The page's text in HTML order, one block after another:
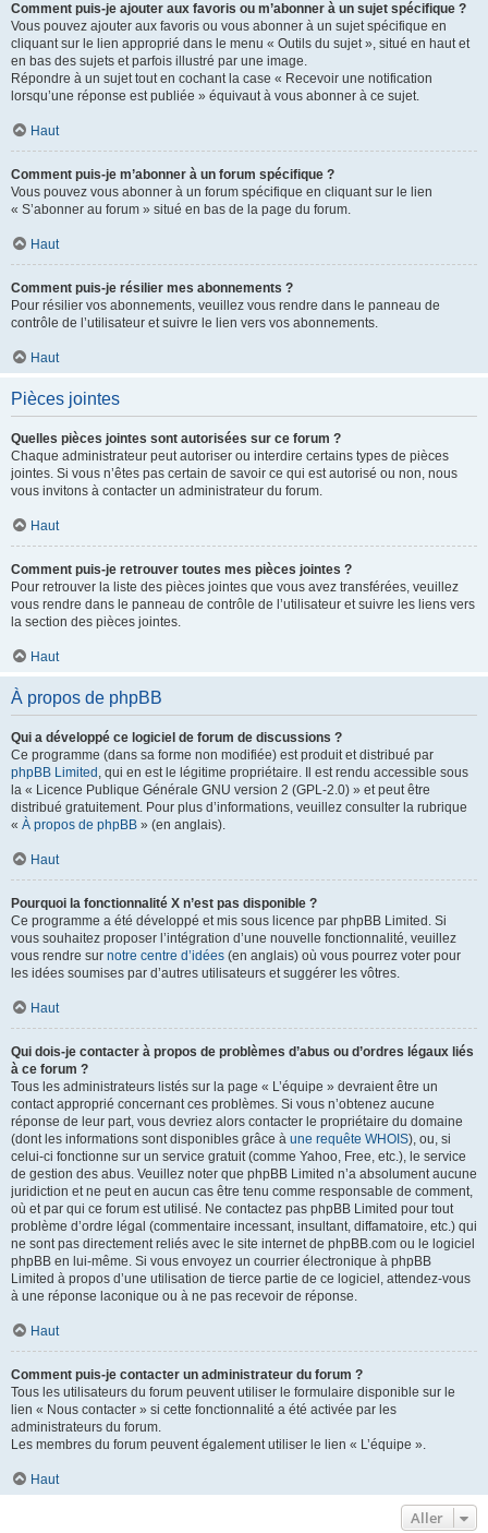
Comment puis-je ajouter aux favoris ou m’abonner à un sujet spécifique ?
Vous pouvez ajouter aux favoris ou vous abonner à un sujet spécifique en
cliquant sur le lien approprié dans le menu « Outils du sujet », situé en haut et
en bas des sujets et parfois illustré par une image.
Répondre à un sujet tout en cochant la case « Recevoir une notification
lorsqu’une réponse est publiée » équivaut à vous abonner à ce sujet.
Haut
Comment puis-je m’abonner à un forum spécifique ?
Vous pouvez vous abonner à un forum spécifique en cliquant sur le lien
« S’abonner au forum » situé en bas de la page du forum.
Haut
Comment puis-je résilier mes abonnements ?
Pour résilier vos abonnements, veuillez vous rendre dans le panneau de
contrôle de l’utilisateur et suivre le lien vers vos abonnements.
Haut
Pièces jointes
Quelles pièces jointes sont autorisées sur ce forum ?
Chaque administrateur peut autoriser ou interdire certains types de pièces
jointes. Si vous n’êtes pas certain de savoir ce qui est autorisé ou non, nous
vous invitons à contacter un administrateur du forum.
Haut
Comment puis-je retrouver toutes mes pièces jointes ?
Pour retrouver la liste des pièces jointes que vous avez transférées, veuillez
vous rendre dans le panneau de contrôle de l’utilisateur et suivre les liens vers
la section des pièces jointes.
Haut
À propos de phpBB
Qui a développé ce logiciel de forum de discussions ?
Ce programme (dans sa forme non modifiée) est produit et distribué par
phpBB Limited , qui en est le légitime propriétaire. Il est rendu accessible sous
la « Licence Publique Générale GNU version 2 (GPL-2.0) » et peut être
distribué gratuitement. Pour plus d’informations, veuillez consulter la rubrique
« À propos de phpBB » (en anglais).
Haut
Pourquoi la fonctionnalité X n’est pas disponible ?
Ce programme a été développé et mis sous licence par phpBB Limited. Si
vous souhaitez proposer l’intégration d’une nouvelle fonctionnalité, veuillez
vous rendre sur notre centre d’idées (en anglais) où vous pourrez voter pour
les idées soumises par d’autres utilisateurs et suggérer les vôtres.
Haut
Qui dois-je contacter à propos de problèmes d’abus ou d’ordres légaux liés
à ce forum ?
Tous les administrateurs listés sur la page « L’équipe » devraient être un
contact approprié concernant ces problèmes. Si vous n’obtenez aucune
réponse de leur part, vous devriez alors contacter le propriétaire du domaine
(dont les informations sont disponibles grâce à une requête WHOIS), ou, si
celui-ci fonctionne sur un service gratuit (comme Yahoo, Free, etc.), le service
de gestion des abus. Veuillez noter que phpBB Limited n’a absolument aucune
juridiction et ne peut en aucun cas être tenu comme responsable de comment,
où et par qui ce forum est utilisé. Ne contactez pas phpBB Limited pour tout
problème d’ordre légal (commentaire incessant, insultant, diffamatoire, etc.) qui
ne sont pas directement reliés avec le site internet de phpBB.com ou le logiciel
phpBB en lui-même. Si vous envoyez un courrier électronique à phpBB
Limited à propos d’une utilisation de tierce partie de ce logiciel, attendez-vous
à une réponse laconique ou à ne pas recevoir de réponse.
Haut
Comment puis-je contacter un administrateur du forum ?
Tous les utilisateurs du forum peuvent utiliser le formulaire disponible sur le
lien « Nous contacter » si cette fonctionnalité a été activée par les
administrateurs du forum.
Les membres du forum peuvent également utiliser le lien « L’équipe ».
Haut
Aller